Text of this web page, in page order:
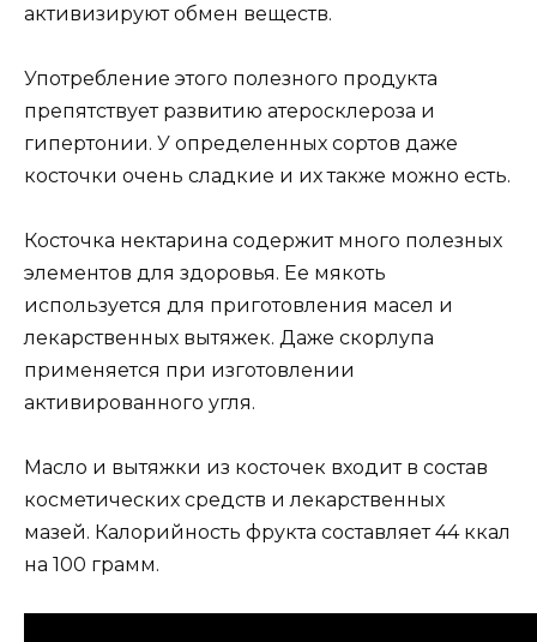
активизируют обмен веществ.
Употребление этого полезного продукта
препятствует развитию атеросклероза и
гипертонии. У определенных сортов даже
косточки очень сладкие и их также можно есть.
Косточка нектарина содержит много полезных
элементов для здоровья. Ее мякоть
используется для приготовления масел и
лекарственных вытяжек. Даже скорлупа
применяется при изготовлении
активированного угля.
Масло и вытяжки из косточек входит в состав
косметических средств и лекарственных
мазей. Калорийность фрукта составляет 44 ккал
на 100 грамм.